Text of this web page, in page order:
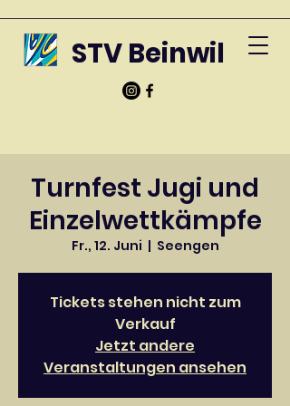
STV Beinwil
Turnfest Jugi und
Einzelwettkämpfe
Fr., 12. Juni
  |
Seengen
Tickets stehen nicht zum
Verkauf
Jetzt andere
Veranstaltungen ansehen